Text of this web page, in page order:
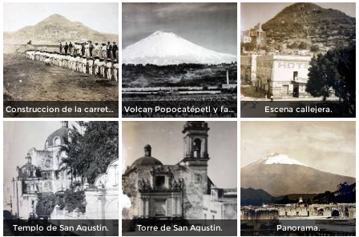
Construccion de la carretera Atlixco San Martin,. Volcan Popocatépetl y fabrica de Metepec. Escena callejera.
Templo de San Agustin. Torre de San Agustin. Panorama.